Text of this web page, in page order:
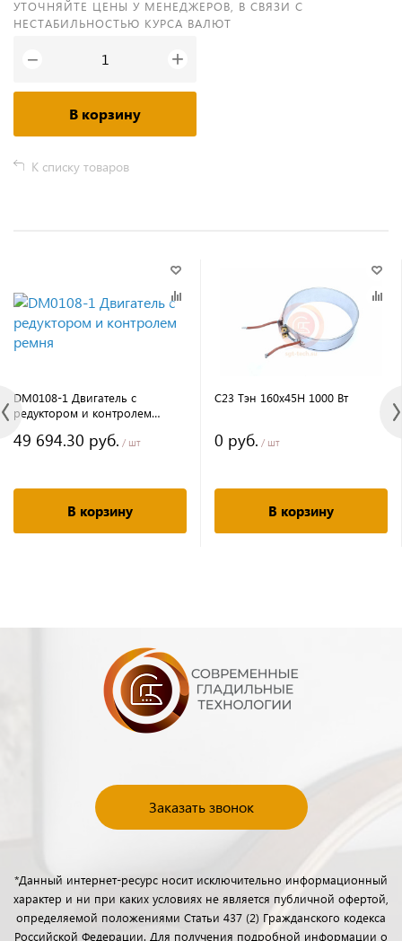
УТОЧНЯЙТЕ ЦЕНЫ У МЕНЕДЖЕРОВ, В СВЯЗИ С
НЕСТАБИЛЬНОСТЬЮ КУРСА ВАЛЮТ
− +
В корзину
К списку товаров
DM0108-1 Двигатель с
редуктором и контролем
49 694.30 руб. / шт
В корзину
C23 Тэн 160х45H 1000 Вт
0 руб. / шт
В корзину
Заказать звонок
*Данный интернет-ресурс носит исключительно информационный
характер и ни при каких условиях не является публичной офертой,
определяемой положениями Статьи 437 (2) Гражданского кодекса
Российской Федерации. Для получения подробной информации о